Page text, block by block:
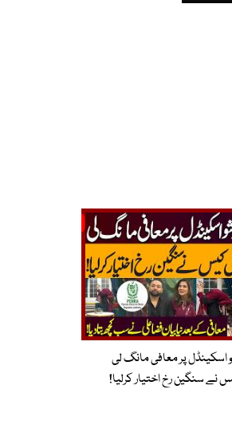
اسکینڈل پر معافی مانگ لی